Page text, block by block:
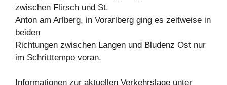
zwischen Flirsch und St.
Anton am Arlberg, in Vorarlberg ging es zeitweise in
beiden
Richtungen zwischen Langen und Bludenz Ost nur
im Schritttempo voran.
Informationen zur aktuellen Verkehrslage unter